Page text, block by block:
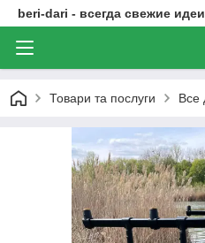
beri-dari - всегда свежие идеи
Товари та послуги Все